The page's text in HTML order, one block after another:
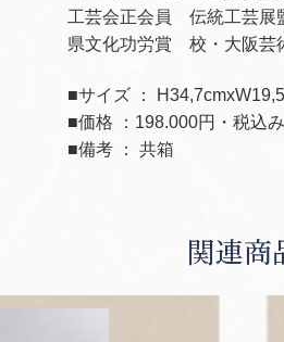
工芸会正会員 伝統工芸
県文化功労賞 校・大阪
■サイズ ：
■価格 ：198.000円・税込み
■備考 ： 共箱
関連商